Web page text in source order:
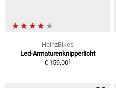
HeinzBikes
Led-Armaturenknipperlicht
€ 159,001